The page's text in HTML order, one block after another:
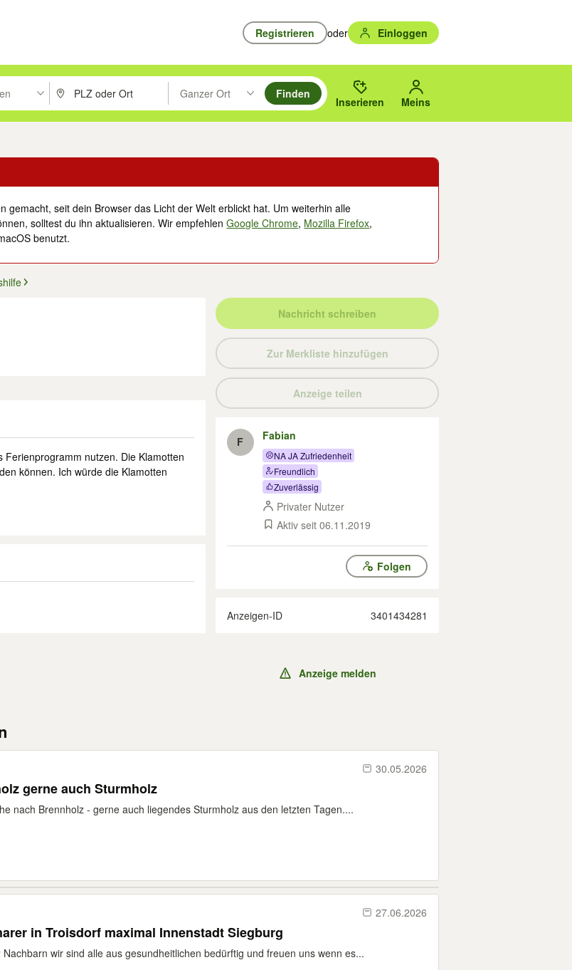
Registrieren oder Einloggen
oder Vorschläge mit den Pfeiltasten nach oben/unten durchsuchen und mit Eingabetaste auswählen.
PLZ oder Ort eingeben. Eingabetaste drücken um zu suchen, oder Vorschläge mit den Pfeiltasten nach oben/
Ganzer Ort
Suche im Umkreis des gewählten Orts oder PLZ.
Finden
Inserieren Meins
gemacht, seit dein Browser das Licht der Welt erblickt hat. Um weiterhin alle
solltest du ihn aktualisieren. Wir empfehlenGoogle Chrome, Mozilla Firefox,
benutzt.
nutzen. Die Klamotten
können. Ich würde die Klamotten
Nachricht schreiben
Zur Merkliste hinzufügen
Anzeige teilen
F Fabian
NA JA Zufriedenheit
Freundlich
Zuverlässig
Privater Nutzer
Aktiv seit 06.11.2019
Folgen
Anzeigen-ID 3401434281
Anzeige melden
30.05.2026
gerne auch Sturmholz
nach Brennholz - gerne auch liegendes Sturmholz aus den letzten Tagen....
27.06.2026
in Troisdorf maximal Innenstadt Siegburg
wir sind alle aus gesundheitlichen bedürftig und freuen uns wenn es...